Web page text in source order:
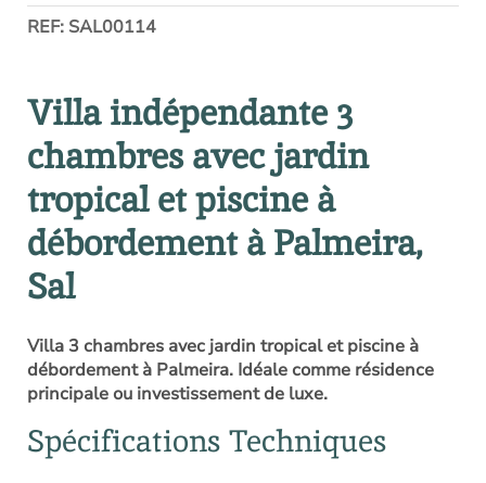
REF: SAL00114
Villa indépendante 3
chambres avec jardin
tropical et piscine à
débordement à Palmeira,
Sal
Villa 3 chambres avec jardin tropical et piscine à
débordement à Palmeira. Idéale comme résidence
principale ou investissement de luxe.
Spécifications Techniques